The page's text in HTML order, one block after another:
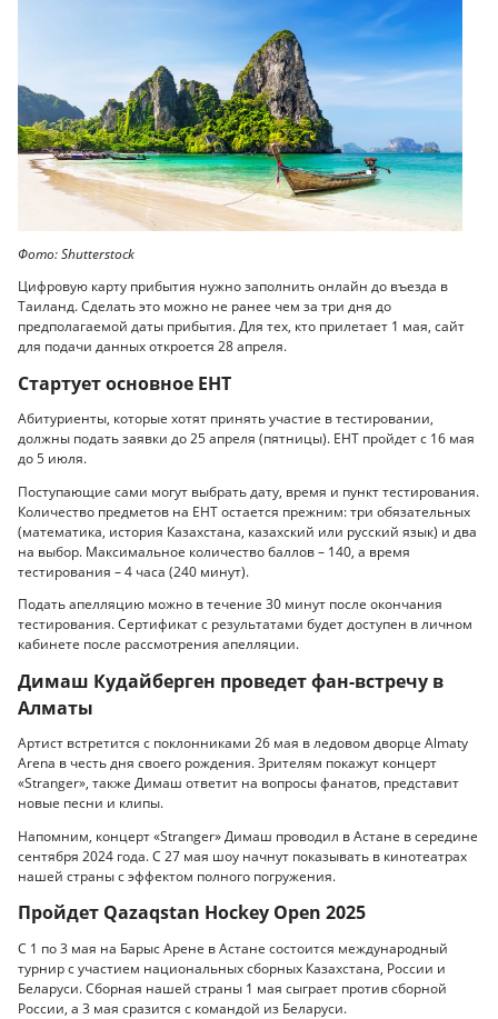
Фото: Shutterstock
Цифровую карту прибытия нужно заполнить онлайн до въезда в
Таиланд. Сделать это можно не ранее чем за три дня до
предполагаемой даты прибытия. Для тех, кто прилетает 1 мая, сайт
для подачи данных откроется 28 апреля.
Стартует основное ЕНТ
Абитуриенты, которые хотят принять участие в тестировании,
должны подать заявки до 25 апреля (пятницы). ЕНТ пройдет с 16 мая
до 5 июля.
Поступающие сами могут выбрать дату, время и пункт тестирования.
Количество предметов на ЕНТ остается прежним: три обязательных
(математика, история Казахстана, казахский или русский язык) и два
на выбор. Максимальное количество баллов – 140, а время
тестирования – 4 часа (240 минут).
Подать апелляцию можно в течение 30 минут после окончания
тестирования. Сертификат с результатами будет доступен в личном
кабинете после рассмотрения апелляции.
Димаш Кудайберген проведет фан-встречу в
Алматы
Артист встретится с поклонниками 26 мая в ледовом дворце Almaty
Arena в честь дня своего рождения. Зрителям покажут концерт
«Stranger», также Димаш ответит на вопросы фанатов, представит
новые песни и клипы.
Напомним, концерт «Stranger» Димаш проводил в Астане в середине
сентября 2024 года. С 27 мая шоу начнут показывать в кинотеатрах
нашей страны с эффектом полного погружения.
Пройдет Qazaqstan Hockey Open 2025
С 1 по 3 мая на Барыс Арене в Астане состоится международный
турнир с участием национальных сборных Казахстана, России и
Беларуси. Сборная нашей страны 1 мая сыграет против сборной
России, а 3 мая сразится с командой из Беларуси.